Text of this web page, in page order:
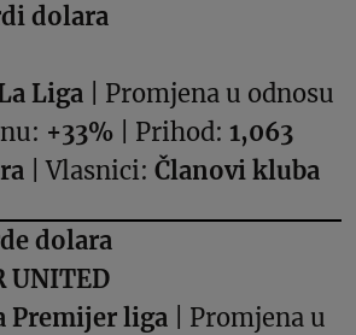
dolara
Liga | Promjena u odnosu
+33% | Prihod: 1,063
| Vlasnici: Članovi kluba
dolara
UNITED
Premijer liga | Promjena u